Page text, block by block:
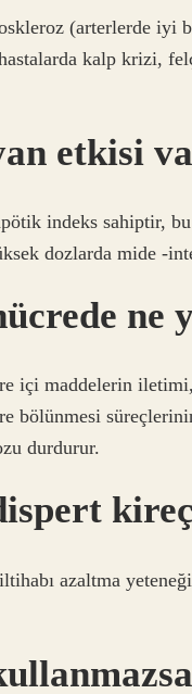
(arterlerde
hastalarda kalp krizi,
etkisi
indeks sahiptir,
dozlarda mide -
ne
içi maddelerin
bölünmesi
durdurur.
azaltma